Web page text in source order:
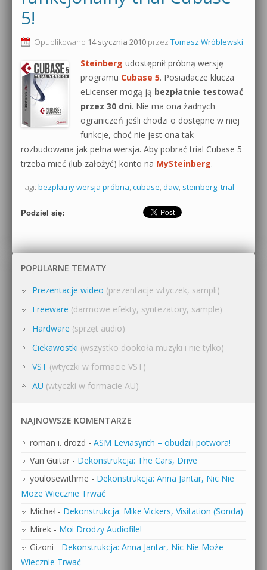
Produkcja muzyczna od podstaw
Sound Forge od podstaw
Dubstep z syntezatorem Massive
Kontakt 5 Kompendium
Pakiety
0dB.pl - informacje
Newsletter
Materiały dla mediów
Archiwum aktualności
Polityka prywatności
Regulamin
5!
Opublikowano 14 stycznia 2010 przez Tomasz Wróblewski
Steinberg udostępnił próbną wersję
programu Cubase 5. Posiadacze klucza
eLicenser mogą ją bezpłatnie testować
przez 30 dni. Nie ma ona żadnych
ograniczeń jeśli chodzi o dostępne w niej
funkcje, choć nie jest ona tak
rozbudowana jak pełna wersja. Aby pobrać trial Cubase 5
trzeba mieć (lub założyć) konto na MySteinberg.
Tagi: bezpłatny wersja próbna, cubase, daw, steinberg, trial
Podziel się:
POPULARNE TEMATY
Prezentacje wideo (prezentacje wtyczek, sampli)
Freeware (darmowe efekty, syntezatory, sample)
Hardware (sprzęt audio)
Ciekawostki (wszystko dookoła muzyki i nie tylko)
VST (wtyczki w formacie VST)
AU (wtyczki w formacie AU)
NAJNOWSZE KOMENTARZE
roman i. drozd - ASM Leviasynth – obudzili potwora!
Van Guitar - Dekonstrukcja: The Cars, Drive
youlosewithme - Dekonstrukcja: Anna Jantar, Nic Nie
Może Wiecznie Trwać
Michał - Dekonstrukcja: Mike Vickers, Visitation (Sonda)
Mirek - Moi Drodzy Audiofile!
Gizoni - Dekonstrukcja: Anna Jantar, Nic Nie Może
Wiecznie Trwać